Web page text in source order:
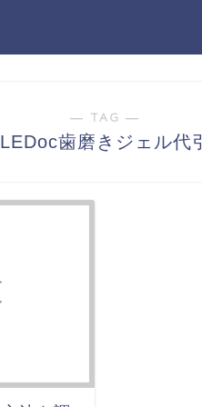
― TAG ―
LEDoc歯磨きジェル代引